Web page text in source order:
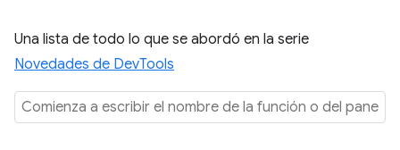
Una lista de todo lo que se abordó en la serie
Novedades de DevTools